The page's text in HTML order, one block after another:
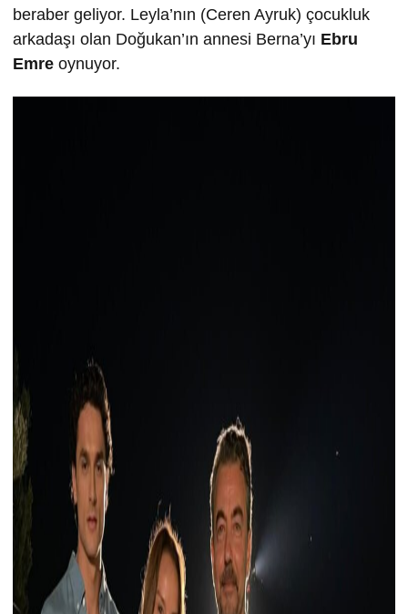
beraber geliyor. Leyla’nın (Ceren Ayruk) çocukluk
arkadaşı olan Doğukan’ın annesi Berna’yı Ebru
Emre oynuyor.